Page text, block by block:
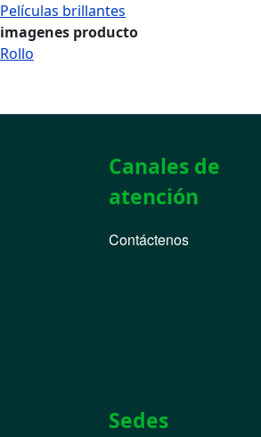
Películas brillantes
imagenes producto
Rollo
Canales de
atención
Contáctenos
Sedes